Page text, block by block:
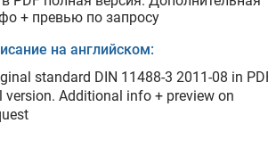
+ превью по запросу
на английском:
standard DIN 11488-3 2011-08 in
version. Additional info + preview on